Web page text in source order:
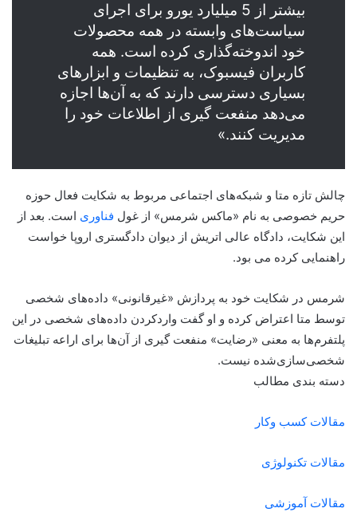
بیشتر از 5 میلیارد یورو برای اجرای
سیاست‌های وابسته در همه محصولات
خود اندوخته‌گذاری کرده است. همه
کاربران فیسبوک، به تنظیمات و ابزارهای
بسیاری دسترسی دارند که به آن‌ها اجازه
می‌دهد منفعت گیری از اطلاعات خود را
مدیریت کنند.»
چالش تازه متا و شبکه‌های اجتماعی مربوط به شکایت فعال حوزه
حریم خصوصی به نام «ماکس شرمس» از غول فناوری است. بعد از
این شکایت، دادگاه عالی اتریش از دیوان دادگستری اروپا خواست
راهنمایی کرده می بود.
شرمس در شکایت خود به پردازش «غیرقانونی» داده‌های شخصی
توسط متا اعتراض کرده و او گفت واردکردن داده‌های شخصی در این
پلتفرم‌ها به‌ معنی «رضایت» منفعت گیری از آن‌ها برای اراعه تبلیغات
شخصی‌سازی‌شده نیست.
دسته بندی مطالب
مقالات کسب وکار
مقالات تکنولوژی
مقالات آموزشی